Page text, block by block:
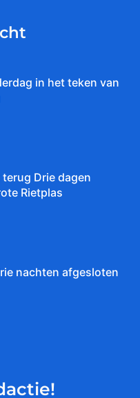
in het teken van
Drie dagen
Rietplas
nachten afgesloten